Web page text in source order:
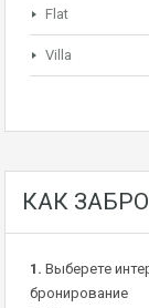
Flat
Villa
КАК
1. Выберете
бронирование